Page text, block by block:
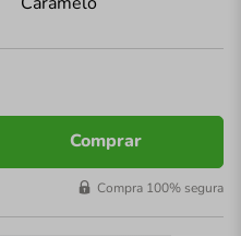
Comprar
Compra 100% segura